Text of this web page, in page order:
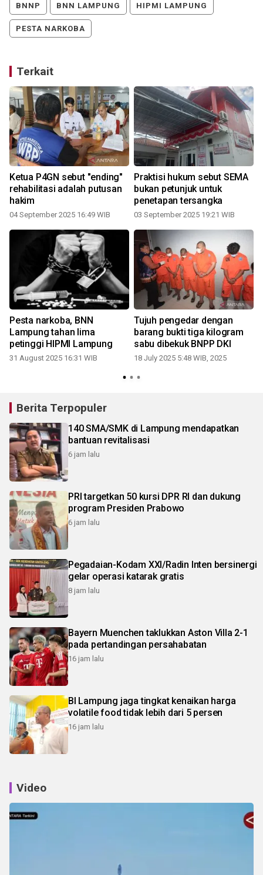
BNNP BNN LAMPUNG HIPMI LAMPUNG
PESTA NARKOBA
Terkait
Ketua P4GN sebut "ending"
rehabilitasi adalah putusan
hakim
04 September 2025 16:49 WIB
Praktisi hukum sebut SEMA
bukan petunjuk untuk
penetapan tersangka
03 September 2025 19:21 WIB
Pesta narkoba, BNN
Lampung tahan lima
petinggi HIPMI Lampung
31 August 2025 16:31 WIB
Tujuh pengedar dengan
barang bukti tiga kilogram
sabu dibekuk BNPP DKI
18 July 2025 5:48 WIB, 2025
Berita Terpopuler
140 SMA/SMK di Lampung mendapatkan
bantuan revitalisasi
6 jam lalu
PRI targetkan 50 kursi DPR RI dan dukung
program Presiden Prabowo
6 jam lalu
Pegadaian-Kodam XXI/Radin Inten bersinergi
gelar operasi katarak gratis
8 jam lalu
Bayern Muenchen taklukkan Aston Villa 2-1
pada pertandingan persahabatan
16 jam lalu
BI Lampung jaga tingkat kenaikan harga
volatile food tidak lebih dari 5 persen
16 jam lalu
Video